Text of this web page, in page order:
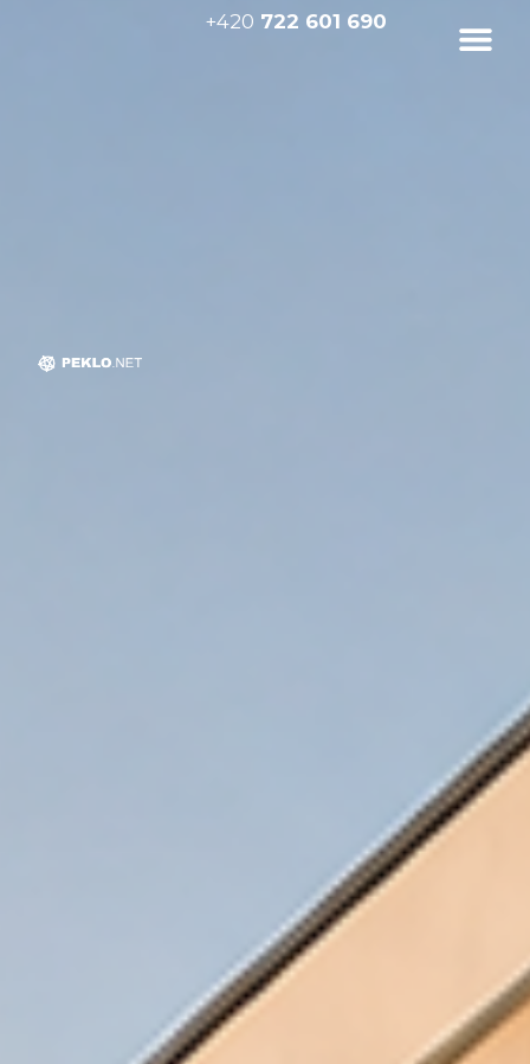
+420 722 601 690